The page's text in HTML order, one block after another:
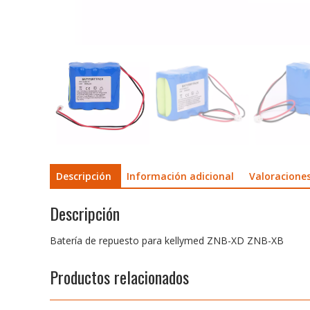
Descripción Información adicional
Descripción
Batería de repuesto para kellymed ZNB-XD ZNB-XB
Productos relacionados